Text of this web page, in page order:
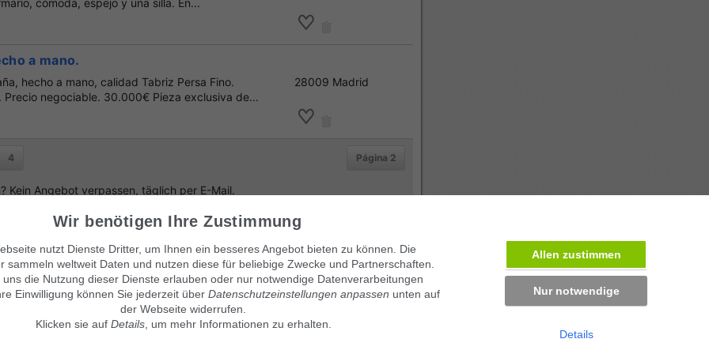
cómoda, espejo y una silla. En...
a mano.
hecho a mano, calidad Tabriz Persa Fino.
negociable. 30.000€ Pieza exclusiva de...
28009 Madrid
4 Página 2
Kein Angebot verpassen, täglich per E-Mail.
!
Wir benötigen Ihre Zustimmung
nutzt Dienste Dritter, um Ihnen ein besseres Angebot bieten zu können. Die
sammeln weltweit Daten und nutzen diese für beliebige Zwecke und Partnerschaften.
uns die Nutzung dieser Dienste erlauben oder nur notwendige Datenverarbeitungen
Einwilligung können Sie jederzeit über Datenschutzeinstellungen anpassen unten auf
der Webseite widerrufen.
Klicken sie auf Details, um mehr Informationen zu erhalten.
Allen zustimmen
Nur notwendige
Details